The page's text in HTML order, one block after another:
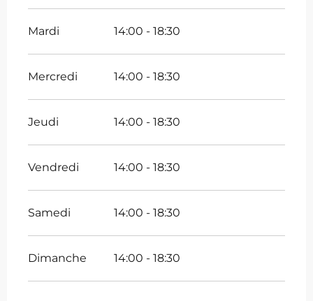
Mardi 14:00 - 18:30
Mercredi 14:00 - 18:30
Jeudi 14:00 - 18:30
Vendredi 14:00 - 18:30
Samedi 14:00 - 18:30
Dimanche 14:00 - 18:30